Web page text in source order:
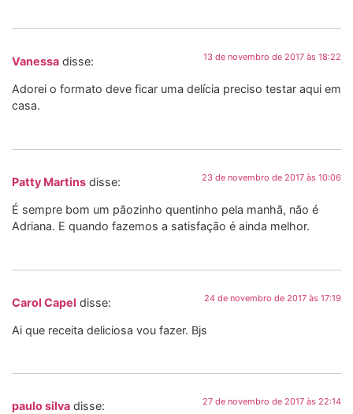
Vanessa disse: 13 de novembro de 2017 às 18:22
Adorei o formato deve ficar uma delícia preciso testar aqui em
casa.
Patty Martins disse: 23 de novembro de 2017 às 10:06
É sempre bom um pãozinho quentinho pela manhã, não é
Adriana. E quando fazemos a satisfação é ainda melhor.
Carol Capel disse: 24 de novembro de 2017 às 17:19
Ai que receita deliciosa vou fazer. Bjs
paulo silva disse: 27 de novembro de 2017 às 22:14